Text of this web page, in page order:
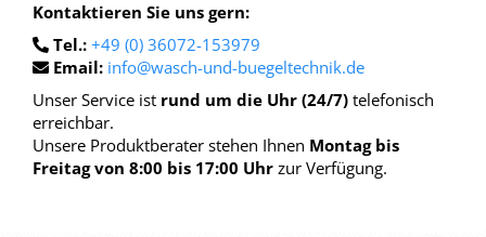
Kontaktieren Sie uns gern:
Tel.: +49 (0) 36072-153979
Email: info@wasch-und-buegeltechnik.de
Unser Service ist rund um die Uhr (24/7) telefonisch
erreichbar.
Unsere Produktberater stehen Ihnen Montag bis
Freitag von 8:00 bis 17:00 Uhr zur Verfügung.